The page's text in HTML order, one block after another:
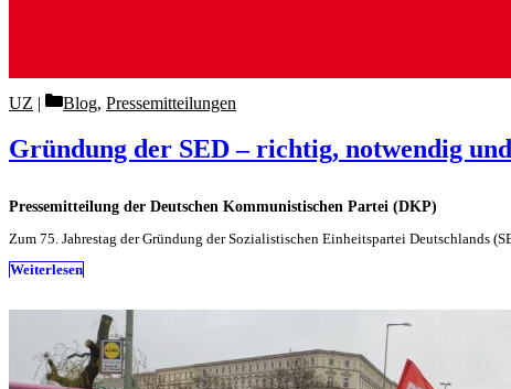
Pressemitteilung der Deutschen Kommunistischen Partei (DKP)
Gründung der SED – richtig, notwendig
UZ Categories
Blog, Pressemitteilungen
Zum 75. Jahrestag der Gründung der Sozialistischen Einheitspartei Deutschlands
Weiterlesen